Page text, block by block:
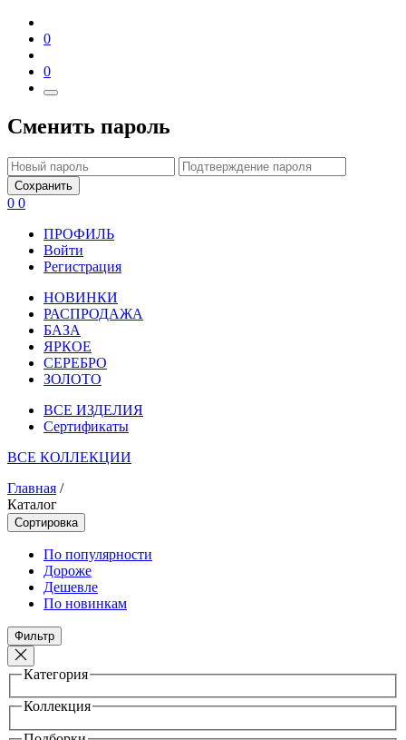
0
0
Сменить пароль
Сохранить
0 0
ПРОФИЛЬ
Войти
Регистрация
НОВИНКИ
РАСПРОДАЖА
БАЗА
ЯРКОЕ
СЕРЕБРО
ЗОЛОТО
ВСЕ ИЗДЕЛИЯ
Сертификаты
ВСЕ КОЛЛЕКЦИИ
Главная /
Каталог
Сортировка
По популярности
Дороже
Дешевле
По новинкам
Фильтр
Категория
Коллекция